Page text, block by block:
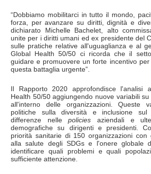
“Dobbiamo mobilitarci in tutto il mondo,
forza, per avanzare su diritti, dignità e
dichiarato Michelle Bachelet, alto
unite per i diritti umani ed ex presidente del
sulle pratiche relative all'uguaglianza e al
Global Health 50/50 ci ricorda che il
guidare e promuovere un forte incentivo
questa battaglia urgente”.
Il Rapporto 2020 approfondisce l'analisi
Health 50/50 aggiungendo nuove variabili
all'interno delle organizzazioni. Queste
politiche sulla diversità e inclusione
differenze nellepolicies aziendali e
demografiche su dirigenti e presidenti.
priorità sanitarie di 150 organizzazioni con
alla salute degli SDGs e l'onere globale
identificare quali problemi e quali
sufficiente attenzione.